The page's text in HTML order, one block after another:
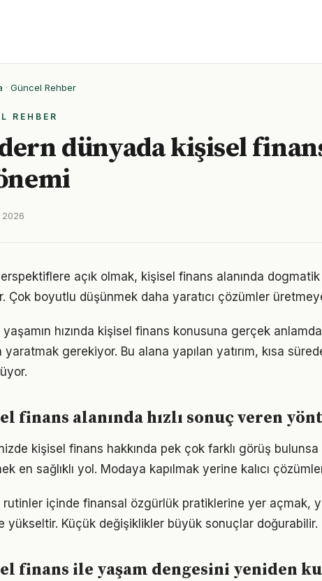
· Güncel Rehber
REHBER
dünyada kişisel
2026
açık olmak, kişisel finans alanında dogmatik
Çok boyutlu düşünmek daha yaratıcı çözümler
yaşamın hızında kişisel finans konusuna gerçek
yaratmak gerekiyor. Bu alana yapılan yatırım, kısa
finans alanında hızlı sonuç veren
kişisel finans hakkında pek çok farklı görüş bulunsa
en sağlıklı yol. Modaya kapılmak yerine kalıcı
rutinler içinde finansal özgürlük pratiklerine yer açmak,
yükseltir. Küçük değişiklikler büyük sonuçlar doğurabilir.
finans ile yaşam dengesini yeniden